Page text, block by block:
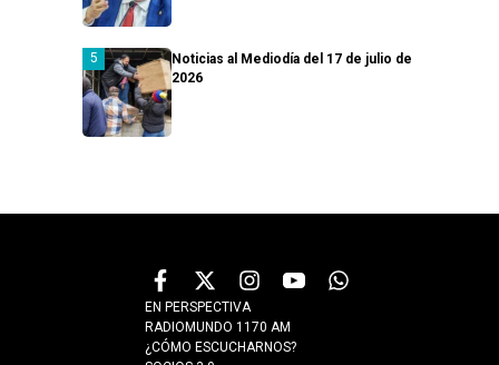
Noticias al Mediodía del 17 de julio de
2026
EN PERSPECTIVA
RADIOMUNDO 1170 AM
¿CÓMO ESCUCHARNOS?